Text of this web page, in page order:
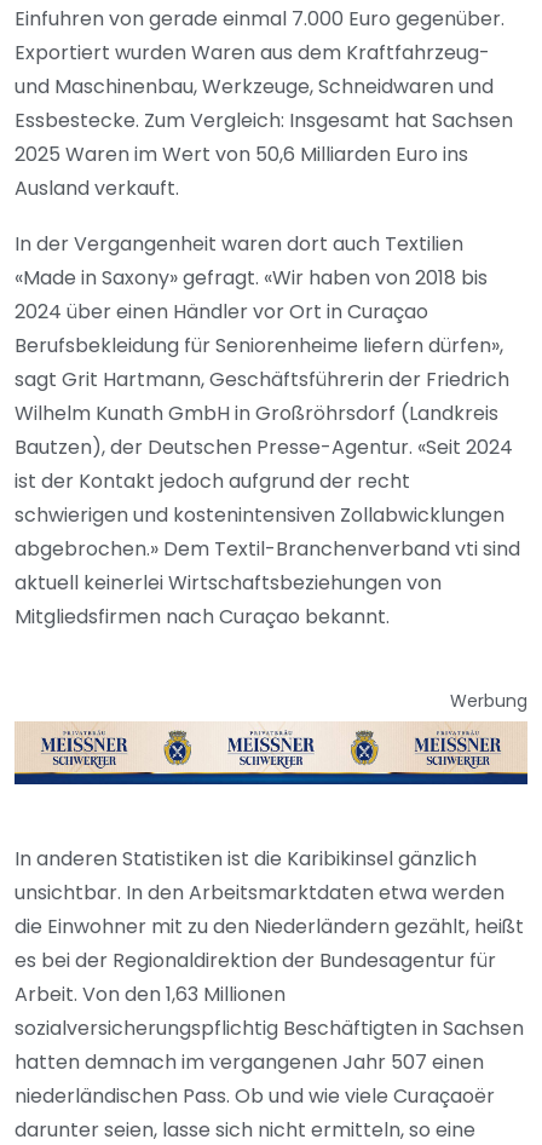
Einfuhren von gerade einmal 7.000 Euro gegenüber.
Exportiert wurden Waren aus dem Kraftfahrzeug-
und Maschinenbau, Werkzeuge, Schneidwaren und
Essbestecke. Zum Vergleich: Insgesamt hat Sachsen
2025 Waren im Wert von 50,6 Milliarden Euro ins
Ausland verkauft.
In der Vergangenheit waren dort auch Textilien
«Made in Saxony» gefragt. «Wir haben von 2018 bis
2024 über einen Händler vor Ort in Curaçao
Berufsbekleidung für Seniorenheime liefern dürfen»,
sagt Grit Hartmann, Geschäftsführerin der Friedrich
Wilhelm Kunath GmbH in Großröhrsdorf (Landkreis
Bautzen), der Deutschen Presse-Agentur. «Seit 2024
ist der Kontakt jedoch aufgrund der recht
schwierigen und kostenintensiven Zollabwicklungen
abgebrochen.» Dem Textil-Branchenverband vti sind
aktuell keinerlei Wirtschaftsbeziehungen von
Mitgliedsfirmen nach Curaçao bekannt.
Werbung
In anderen Statistiken ist die Karibikinsel gänzlich
unsichtbar. In den Arbeitsmarktdaten etwa werden
die Einwohner mit zu den Niederländern gezählt, heißt
es bei der Regionaldirektion der Bundesagentur für
Arbeit. Von den 1,63 Millionen
sozialversicherungspflichtig Beschäftigten in Sachsen
hatten demnach im vergangenen Jahr 507 einen
niederländischen Pass. Ob und wie viele Curaçaoër
darunter seien, lasse sich nicht ermitteln, so eine